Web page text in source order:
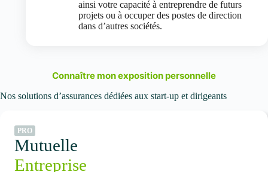
ainsi votre capacité à entreprendre de futurs
projets ou à occuper des postes de direction
dans d’autres sociétés.
Connaître mon exposition personnelle
Nos solutions d’assurances dédiées aux start-up et dirigeants
PRO
Mutuelle
Entreprise